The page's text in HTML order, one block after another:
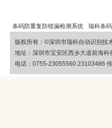
条码防重复防错漏检测系统 瑞科条码
版权所有：©深圳市瑞科自动识别技
地址：深圳市宝安区西乡大道前海科
电话：0755-23055560 23103486